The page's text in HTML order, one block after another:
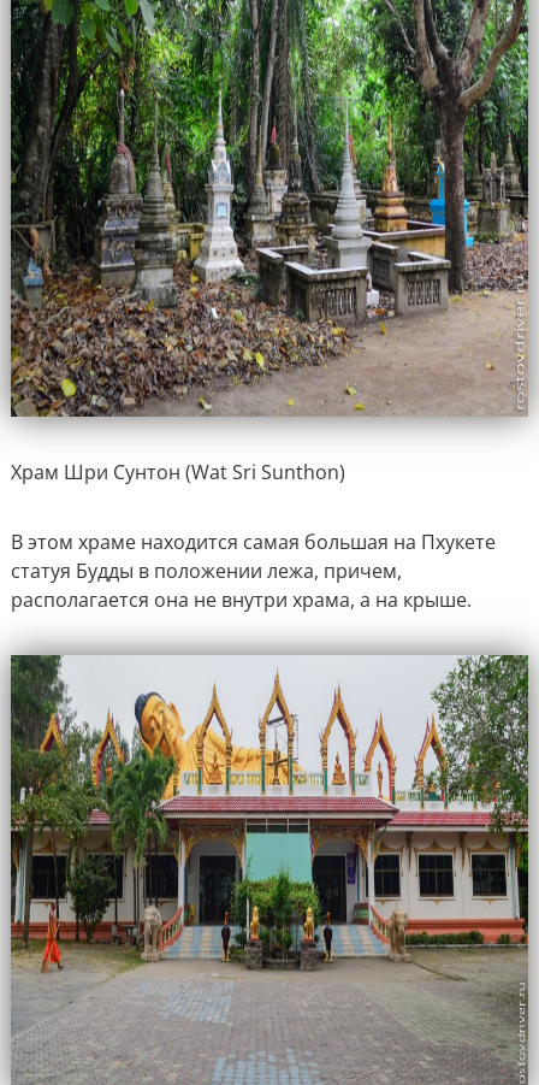
Храм Шри Сунтон (Wat Sri Sunthon)
В этом храме находится самая большая на Пхукете
статуя Будды в положении лежа, причем,
располагается она не внутри храма, а на крыше.